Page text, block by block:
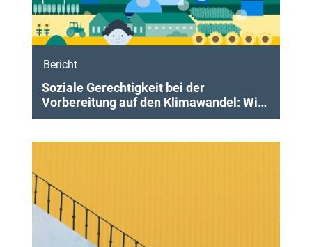
Bericht
Soziale Gerechtigkeit bei der
Vorbereitung auf den Klimawandel: Wie
gerechte Resilienz Gemeinschaften in